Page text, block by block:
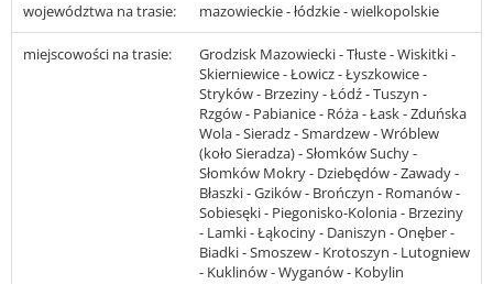
województwa na trasie: mazowieckie - łódzkie - wielkopolskie
miejscowości na trasie:
Grodzisk Mazowiecki - Tłuste - Wiskitki -
Skierniewice - Łowicz - Łyszkowice -
Stryków - Brzeziny - Łódź - Tuszyn -
Rzgów - Pabianice - Róża - Łask - Zduńska
Wola - Sieradz - Smardzew - Wróblew
(koło Sieradza) - Słomków Suchy -
Słomków Mokry - Dziebędów - Zawady -
Błaszki - Gzików - Brończyn - Romanów -
Sobiesęki - Piegonisko-Kolonia - Brzeziny
- Lamki - Łąkociny - Daniszyn - Onęber -
Biadki - Smoszew - Krotoszyn - Lutogniew
- Kuklinów - Wyganów - Kobylin